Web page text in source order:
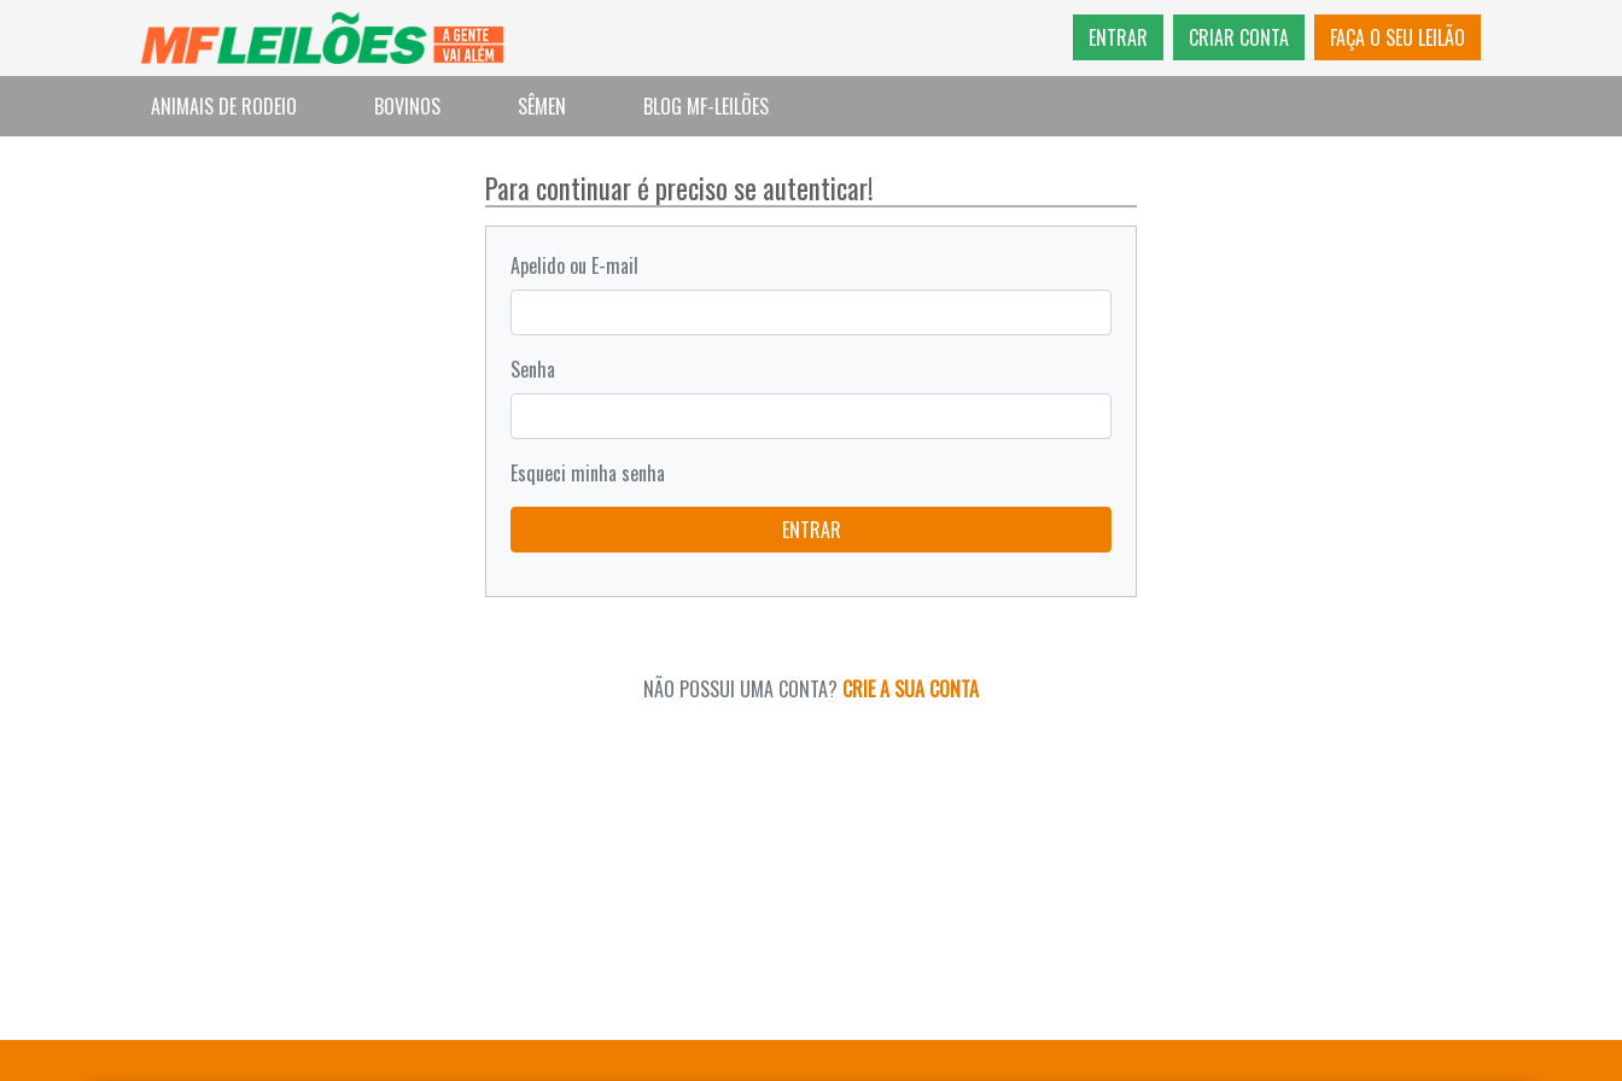
ENTRAR CRIAR CONTA FAÇA O SEU LEILÃO
ANIMAIS DE RODEIO BOVINOS SÊMEN BLOG MF-LEILÕES
Para continuar é preciso se autenticar!
Apelido ou E-mail
Senha
Esqueci minha senha
ENTRAR
NÃO POSSUI UMA CONTA? CRIE A SUA CONTA